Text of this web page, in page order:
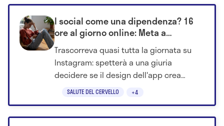
SALUTE DEL CERVELLO +4
I social come una dipendenza? 16
ore al giorno online: Meta a
processo davanti ai giudici
Trascorreva quasi tutta la giornata su
Instagram: spetterà a una giuria
decidere se il design dell'app crea
dipendenza patologica.